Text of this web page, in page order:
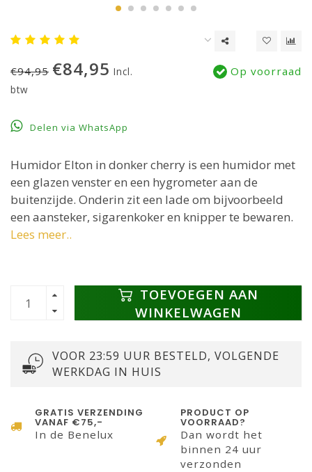
€94,95 €84,95 Incl.
btw
Op voorraad
Delen via WhatsApp
Humidor Elton in donker cherry is een humidor met
een glazen venster en een hygrometer aan de
buitenzijde. Onderin zit een lade om bijvoorbeeld
een aansteker, sigarenkoker en knipper te bewaren.
Lees meer..
TOEVOEGEN AAN
WINKELWAGEN
VOOR 23:59 UUR BESTELD, VOLGENDE
WERKDAG IN HUIS
GRATIS VERZENDING
VANAF €75,-
In de Benelux
PRODUCT OP
VOORRAAD?
Dan wordt het
binnen 24 uur
verzonden